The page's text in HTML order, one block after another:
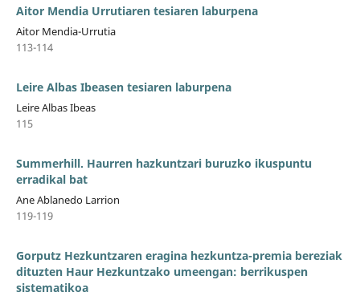
Aitor Mendia Urrutiaren tesiaren laburpena
Aitor Mendia-Urrutia
113-114
Leire Albas Ibeasen tesiaren laburpena
Leire Albas Ibeas
115
Summerhill. Haurren hazkuntzari buruzko ikuspuntu
erradikal bat
Ane Ablanedo Larrion
119-119
Gorputz Hezkuntzaren eragina hezkuntza-premia bereziak
dituzten Haur Hezkuntzako umeengan: berrikuspen
sistematikoa